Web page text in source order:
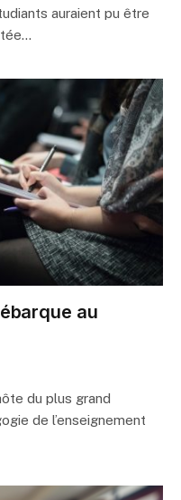
auraient pu être
au
du plus grand
de l’enseignement